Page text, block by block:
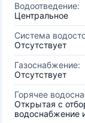
Водоотведение:
Центральное
Система
Отсутствует
Газоснабжение:
Отсутствует
Горячее
Открытая с
водоснабжение